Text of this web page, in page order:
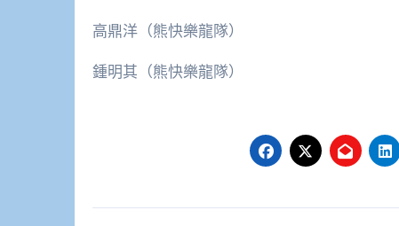
高鼎洋（熊快樂龍隊）
鍾明其（熊快樂龍隊）